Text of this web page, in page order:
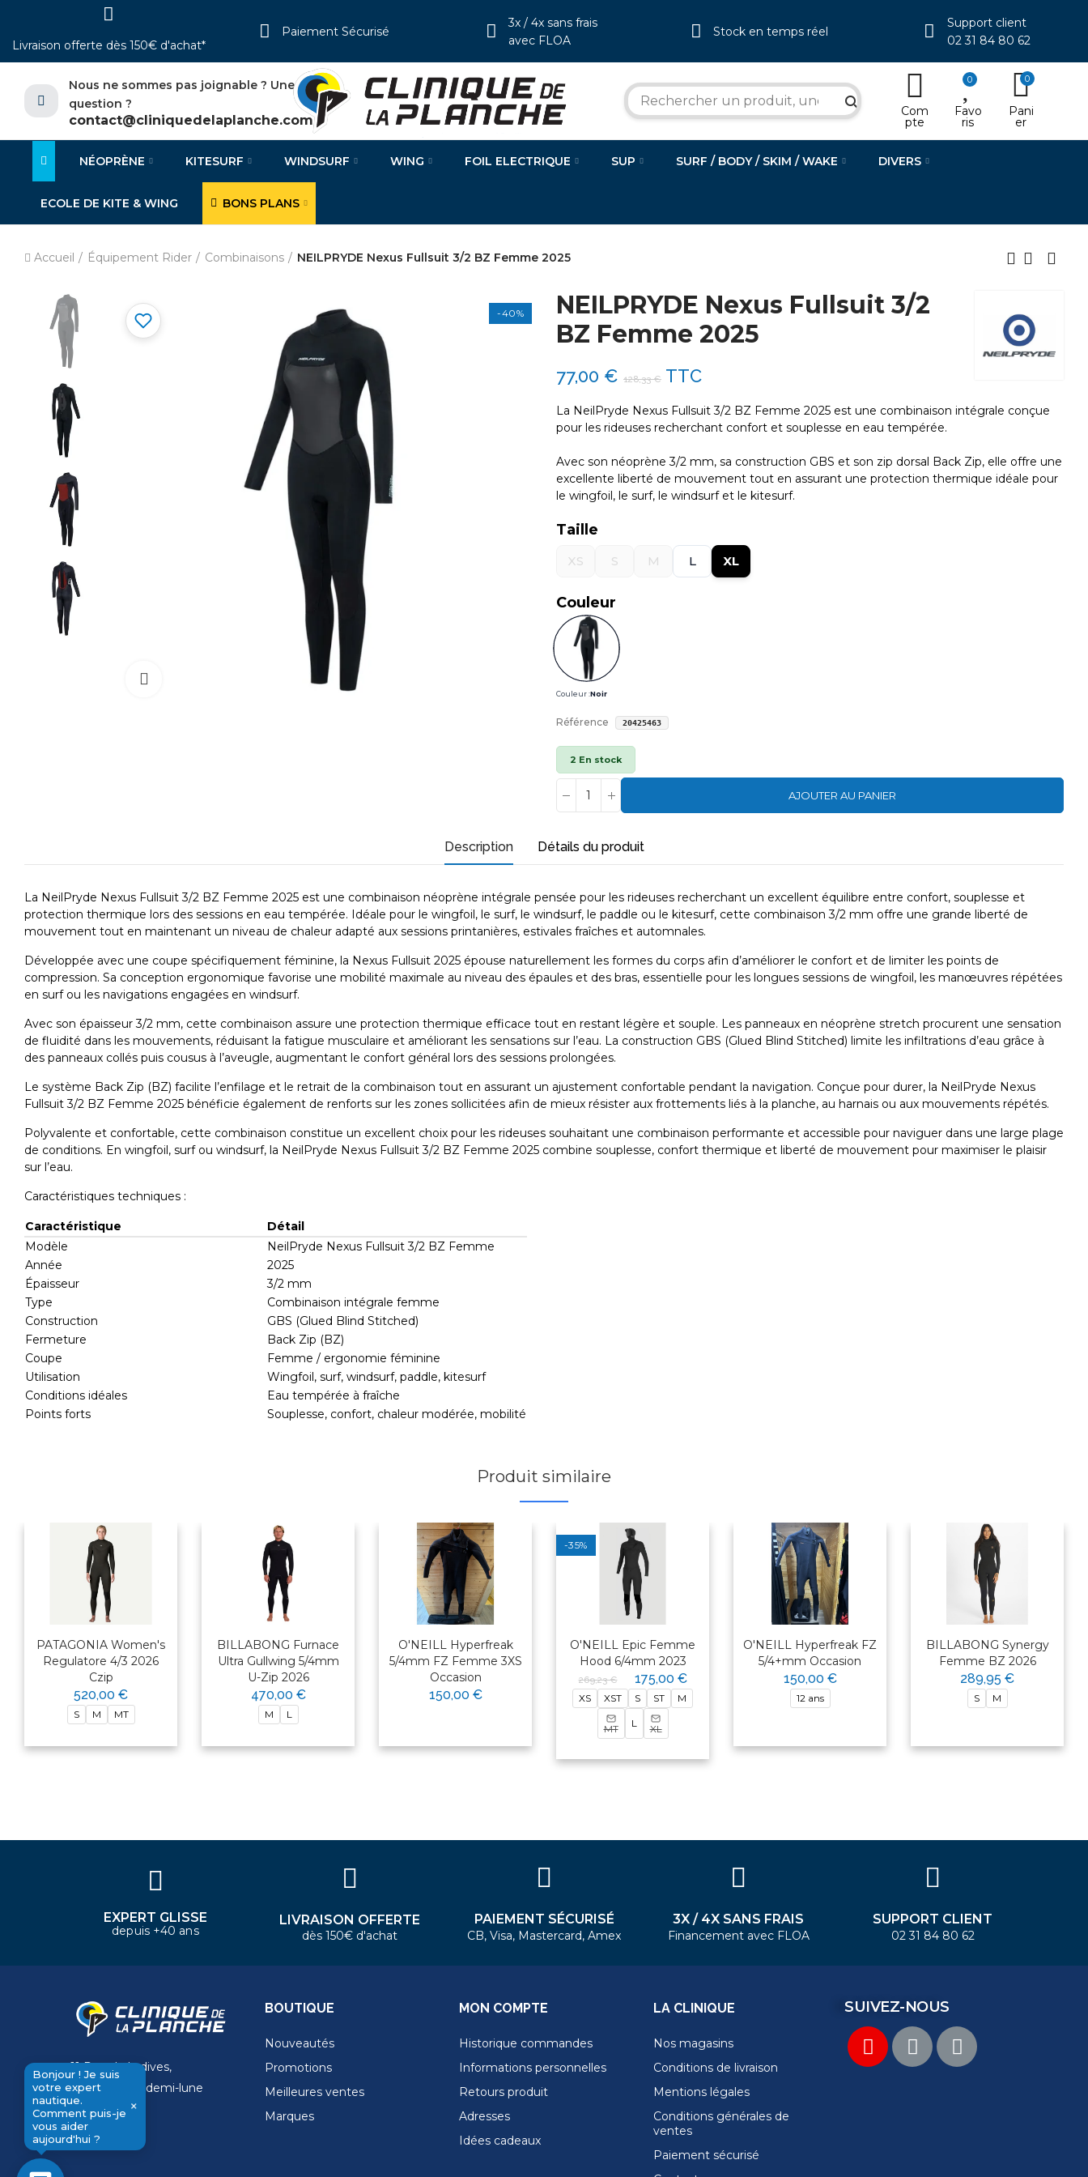
Livraison offerte dès 150€ d'achat*
Paiement Sécurisé
3x / 4x sans frais
avec FLOA
Stock en temps réel
Support client
02 31 84 80 62
Nous ne sommes pas joignable ? Une
question ?
contact@cliniquedelaplanche.com
search Com
pte
0
Favo
ris
0
Pani
er
NÉOPRÈNE KITESURF WINDSURF WING FOIL ELECTRIQUE SUP SURF / BODY / SKIM / WAKE DIVERS
ECOLE DE KITE & WING BONS PLANS
Accueil Équipement Rider Combinaisons NEILPRYDE Nexus Fullsuit 3/2 BZ Femme 2025
-40%
NEILPRYDE Nexus Fullsuit 3/2
BZ Femme 2025
77,00 € 128,33 € TTC
La NeilPryde Nexus Fullsuit 3/2 BZ Femme 2025 est une combinaison intégrale conçue
pour les rideuses recherchant confort et souplesse en eau tempérée.
Avec son néoprène 3/2 mm, sa construction GBS et son zip dorsal Back Zip, elle offre une
excellente liberté de mouvement tout en assurant une protection thermique idéale pour
le wingfoil, le surf, le windsurf et le kitesurf.
Taille
XS S M L XL
Couleur
Couleur :Noir
Référence 20425463
2 En stock
AJOUTER AU PANIER
Description Détails du produit
La NeilPryde Nexus Fullsuit 3/2 BZ Femme 2025 est une combinaison néoprène intégrale pensée pour les rideuses recherchant un excellent équilibre entre confort, souplesse et
protection thermique lors des sessions en eau tempérée. Idéale pour le wingfoil, le surf, le windsurf, le paddle ou le kitesurf, cette combinaison 3/2 mm offre une grande liberté de
mouvement tout en maintenant un niveau de chaleur adapté aux sessions printanières, estivales fraîches et automnales.
Développée avec une coupe spécifiquement féminine, la Nexus Fullsuit 2025 épouse naturellement les formes du corps afin d’améliorer le confort et de limiter les points de
compression. Sa conception ergonomique favorise une mobilité maximale au niveau des épaules et des bras, essentielle pour les longues sessions de wingfoil, les manœuvres répétées
en surf ou les navigations engagées en windsurf.
Avec son épaisseur 3/2 mm, cette combinaison assure une protection thermique efficace tout en restant légère et souple. Les panneaux en néoprène stretch procurent une sensation
de fluidité dans les mouvements, réduisant la fatigue musculaire et améliorant les sensations sur l’eau. La construction GBS (Glued Blind Stitched) limite les infiltrations d’eau grâce à
des panneaux collés puis cousus à l’aveugle, augmentant le confort général lors des sessions prolongées.
Le système Back Zip (BZ) facilite l’enfilage et le retrait de la combinaison tout en assurant un ajustement confortable pendant la navigation. Conçue pour durer, la NeilPryde Nexus
Fullsuit 3/2 BZ Femme 2025 bénéficie également de renforts sur les zones sollicitées afin de mieux résister aux frottements liés à la planche, au harnais ou aux mouvements répétés.
Polyvalente et confortable, cette combinaison constitue un excellent choix pour les rideuses souhaitant une combinaison performante et accessible pour naviguer dans une large plage
de conditions. En wingfoil, surf ou windsurf, la NeilPryde Nexus Fullsuit 3/2 BZ Femme 2025 combine souplesse, confort thermique et liberté de mouvement pour maximiser le plaisir
sur l’eau.
Caractéristiques techniques :
Caractéristique
Détail
Modèle
NeilPryde Nexus Fullsuit 3/2 BZ Femme
Année
2025
Épaisseur
3/2 mm
Type
Combinaison intégrale femme
Construction
GBS (Glued Blind Stitched)
Fermeture
Back Zip (BZ)
Coupe
Femme / ergonomie féminine
Utilisation
Wingfoil, surf, windsurf, paddle, kitesurf
Conditions idéales
Eau tempérée à fraîche
Points forts
Souplesse, confort, chaleur modérée, mobilité
Produit similaire
PATAGONIA Women's
Regulatore 4/3 2026
Czip
520,00 €
S M MT
BILLABONG Furnace
Ultra Gullwing 5/4mm
U-Zip 2026
470,00 €
M L
O'NEILL Hyperfreak
5/4mm FZ Femme 3XS
Occasion
150,00 €
-35%
O'NEILL Epic Femme
Hood 6/4mm 2023
269,23 € 175,00 €
XS XST S ST M
MT L XL
O'NEILL Hyperfreak FZ
5/4+mm Occasion
150,00 €
12 ans
BILLABONG Synergy
Femme BZ 2026
289,95 €
S M
send
Bonjour ! Je suis
votre expert
nautique.
Comment puis-je
vous aider
aujourd'hui ?
×
EXPERT GLISSE
depuis +40 ans
LIVRAISON OFFERTE
dès 150€ d'achat
PAIEMENT SÉCURISÉ
CB, Visa, Mastercard, Amex
3X / 4X SANS FRAIS
Financement avec FLOA
SUPPORT CLIENT
02 31 84 80 62
11 Rue de la dives,
4 Place de la demi-lune
14000 Caen
BOUTIQUE
Nouveautés
Promotions
Meilleures ventes
Marques
MON COMPTE
Historique commandes
Informations personnelles
Retours produit
Adresses
Idées cadeaux
LA CLINIQUE
Nos magasins
Conditions de livraison
Mentions légales
Conditions générales de
ventes
Paiement sécurisé
SUIVEZ-NOUS